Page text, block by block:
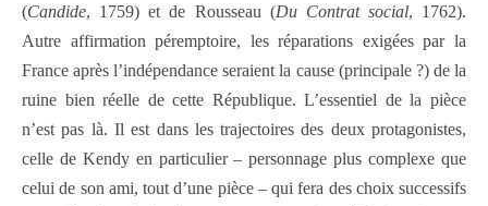
(Candide, 1759) et de Rousseau (Du Contrat social, 1762).
Autre affirmation péremptoire, les réparations exigées par la
France après l’indépendance seraient la cause (principale ?) de la
ruine bien réelle de cette République. L’essentiel de la pièce
n’est pas là. Il est dans les trajectoires des deux protagonistes,
celle de Kendy en particulier – personnage plus complexe que
celui de son ami, tout d’une pièce – qui fera des choix successifs